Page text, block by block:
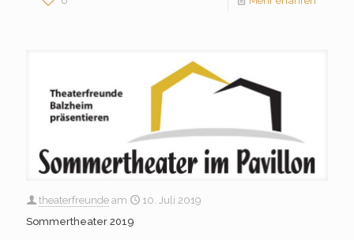
theaterfreunde am
10. Juli 2019
Sommertheater 2019